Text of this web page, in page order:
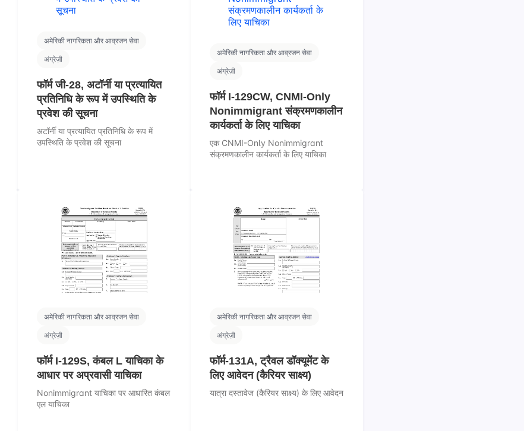
अमेरिकी नागरिकता और आव्रजन सेवा
अंग्रेज़ी
फॉर्म जी-28, अटॉर्नी या प्रत्यायित
प्रतिनिधि के रूप में उपस्थिति के
प्रवेश की सूचना
अटॉर्नी या प्रत्यायित प्रतिनिधि के रूप में
उपस्थिति के प्रवेश की सूचना
अमेरिकी नागरिकता और आव्रजन सेवा
अंग्रेज़ी
फॉर्म I-129CW, CNMI-Only
Nonimmigrant संक्रमणकालीन
कार्यकर्ता के लिए याचिका
एक CNMI-Only Nonimmigrant
संक्रमणकालीन कार्यकर्ता के लिए याचिका
अमेरिकी नागरिकता और आव्रजन सेवा
अंग्रेज़ी
फॉर्म I-129S, कंबल L याचिका के
आधार पर अप्रवासी याचिका
Nonimmigrant याचिका पर आधारित कंबल
एल याचिका
अमेरिकी नागरिकता और आव्रजन सेवा
अंग्रेज़ी
फॉर्म-131A, ट्रैवल डॉक्यूमेंट के
लिए आवेदन (कैरियर साक्ष्य)
यात्रा दस्तावेज (कैरियर साक्ष्य) के लिए आवेदन